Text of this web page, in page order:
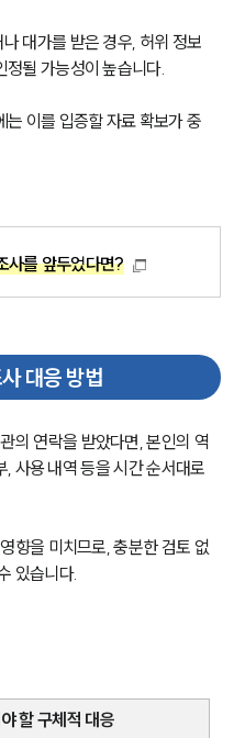
개
개
너 로펌
색
륜
대가를 받은 경우, 허위 정보
될 가능성이 높습니다.
이를 입증할 자료 확보가 중
사를 앞두었다면?
대응 방법
의 연락을 받았다면, 본인의 역
사용 내역 등을 시간 순서대로
향을 미치므로, 충분한 검토 없
있습니다.
할 구체적 대응